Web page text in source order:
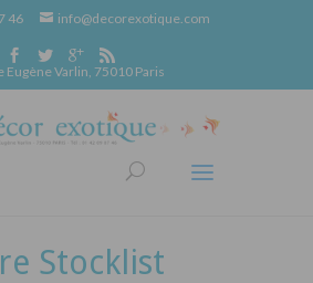
46 info@decorexotique.com
Eugène Varlin, 75010 Paris
Stocklist